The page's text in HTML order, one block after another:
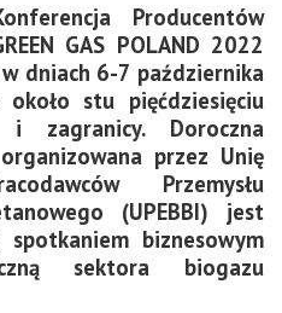
Producentów
GAS POLAND 2022
dniach 6-7 października
stu pięćdziesięciu
zagranicy. Doroczna
przez Unię
Przemysłu
(UPEBBI) jest
biznesowym
sektora biogazu